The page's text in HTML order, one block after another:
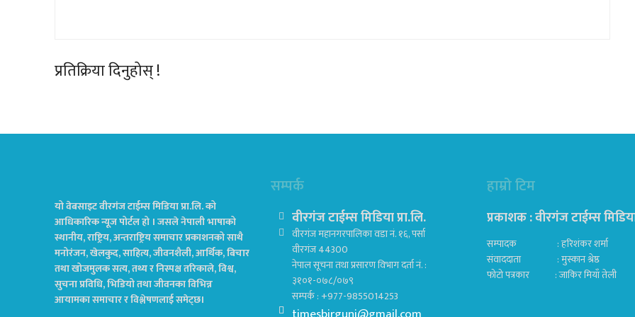
प्रतिक्रिया दिनुहोस् !
यो वेबसाइट वीरगंज टाईम्स मिडिया प्रा.लि. को
आधिकारिक न्यूज पोर्टल हो । जसले नेपाली भाषाको
स्थानीय, राष्ट्रिय, अन्तराष्ट्रिय समाचार प्रकाशनको साथै
मनोरंजन, खेलकुद, साहित्य, जीवनशैली, आर्थिक, बिचार
तथा खोजमुलक सत्य, तथ्य र निस्पक्ष तरिकाले, विश्व,
सुचना प्रविधि, भिडियो तथा जीवनका विभिन्न
आयामका समाचार र विश्लेषणलाई समेट्छ।
सम्पर्क
वीरगंज टाईम्स मिडिया प्रा.लि.
वीरगंज महानगरपालिका वडा नं. १६, पर्सा
वीरगंज 44300
नेपाल सूचना तथा प्रसारण विभाग दर्ता नं. :
३१०१-०७८/०७९
सम्पर्क : +977-9855014253
हाम्रो टिम
प्रकाशक : वीरगंज टाईम्स
सम्पादक : हरिशंकर शर्मा
संवाददाता : मुस्कान श्रेष्ठ
फोटो पत्रकार : जाकिर मियाँ तेली